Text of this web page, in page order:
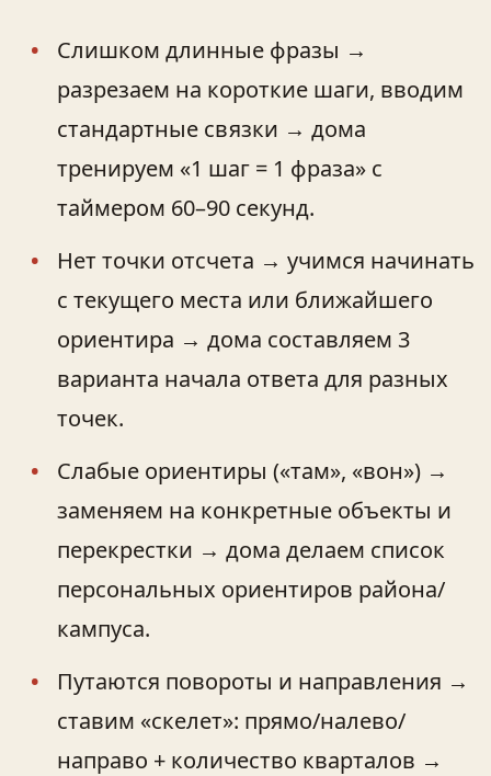
Слишком длинные фразы →
разрезаем на короткие шаги, вводим
стандартные связки → дома
тренируем «1 шаг = 1 фраза» с
таймером 60–90 секунд.
Нет точки отсчета → учимся начинать
с текущего места или ближайшего
ориентира → дома составляем 3
варианта начала ответа для разных
точек.
Слабые ориентиры («там», «вон») →
заменяем на конкретные объекты и
перекрестки → дома делаем список
персональных ориентиров района/
кампуса.
Путаются повороты и направления →
ставим «скелет»: прямо/налево/
направо + количество кварталов →